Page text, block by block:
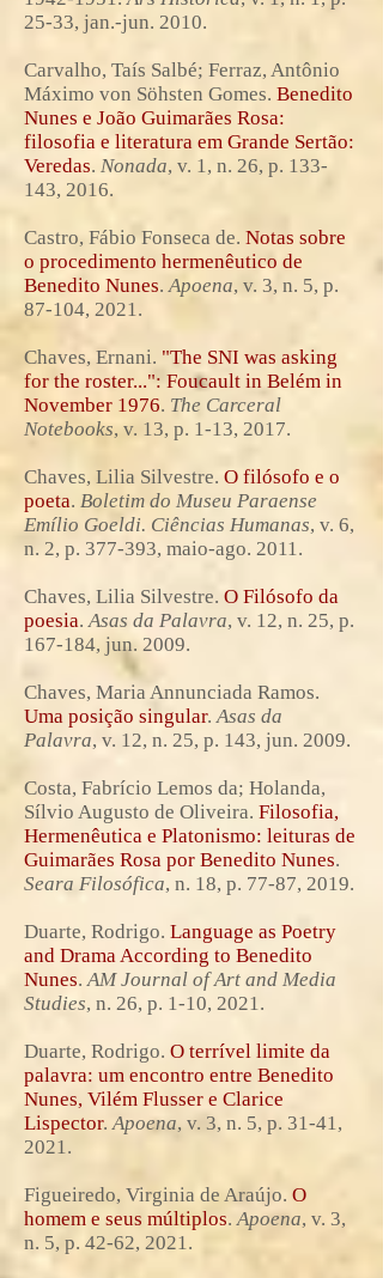
25-33, jan.-jun. 2010.
Carvalho, Taís Salbé; Ferraz, Antônio
Máximo von Söhsten Gomes. Benedito
Nunes e João Guimarães Rosa:
filosofia e literatura em Grande Sertão:
Veredas. Nonada, v. 1, n. 26, p. 133-
143, 2016.
Castro, Fábio Fonseca de. Notas sobre
o procedimento hermenêutico de
Benedito Nunes.Apoena, v. 3, n. 5, p.
87-104, 2021.
Chaves, Ernani. "The SNI was asking
for the roster...": Foucault in Belém in
November 1976. The Carceral
Notebooks, v. 13, p. 1-13, 2017.
Chaves, Lilia Silvestre. O filósofo e o
poeta. Boletim do Museu Paraense
Emílio Goeldi. Ciências Humanas, v. 6,
n. 2, p. 377-393, maio-ago. 2011.
Chaves, Lilia Silvestre. O Filósofo da
poesia.Asas da Palavra, v. 12, n. 25, p.
167-184, jun. 2009.
Chaves, Maria Annunciada Ramos.
Uma posição singular.Asas da
Palavra, v. 12, n. 25, p. 143, jun. 2009.
Costa, Fabrício Lemos da; Holanda,
Sílvio Augusto de Oliveira. Filosofia,
Hermenêutica e Platonismo: leituras de
Guimarães Rosa por Benedito Nunes.
Seara Filosófica, n. 18, p. 77-87, 2019.
Duarte, Rodrigo. Language as Poetry
and Drama According to Benedito
Nunes.AM Journal of Art and Media
Studies, n. 26, p. 1-10, 2021.
Duarte, Rodrigo. O terrível limite da
palavra: um encontro entre Benedito
Nunes, Vilém Flusser e Clarice
Lispector.Apoena, v. 3, n. 5, p. 31-41,
2021.
Figueiredo, Virginia de Araújo. O
homem e seus múltiplos.Apoena, v. 3,
n. 5, p. 42-62, 2021.